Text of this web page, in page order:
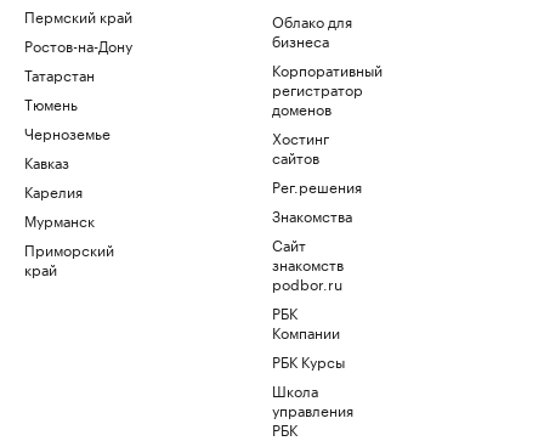
Пермский край
Ростов-на-Дону
Татарстан
Тюмень
Черноземье
Кавказ
Карелия
Мурманск
Приморский
край
Облако для
бизнеса
Корпоративный
регистратор
доменов
Хостинг
сайтов
Рег.решения
Знакомства
Сайт
знакомств
podbor.ru
РБК
Компании
РБК Курсы
Школа
управления
РБК